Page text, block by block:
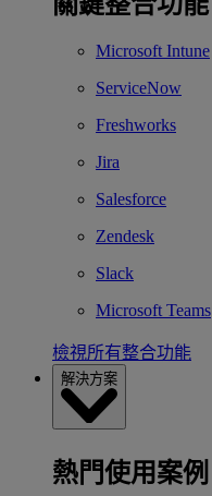
Microsoft Intune
ServiceNow
Freshworks
Jira
Salesforce
Zendesk
Slack
Microsoft Teams
檢視所有整合功能
解決方案
熱門使用案例